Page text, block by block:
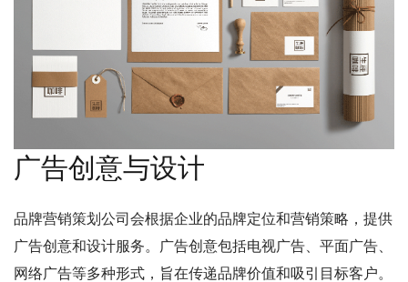
广告创意与设计
品牌营销策划公司会根据企业的品牌定位和营销策略，提供
广告创意和设计服务。广告创意包括电视广告、平面广告、
网络广告等多种形式，旨在传递品牌价值和吸引目标客户。